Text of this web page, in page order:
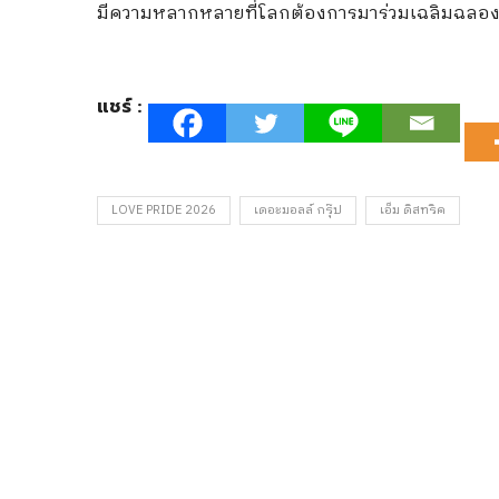
มีความหลากหลายที่โลกต้องการมาร่วมเฉลิมฉลอ
แชร์ :
LOVE PRIDE 2026 เดอะมอลล์ กรุ๊ป เอ็ม ดิสทริค